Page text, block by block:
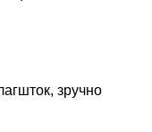
зручно